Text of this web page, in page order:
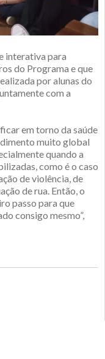
interativa para
do Programa e que
por alunas do
com a
em torno da saúde
muito global
quando a
como é o caso
de violência, de
de rua. Então, o
passo para que
consigo mesmo”,